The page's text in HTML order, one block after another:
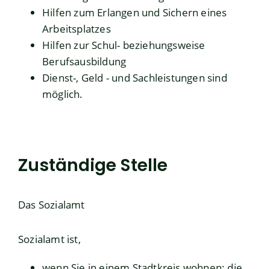
Hilfen zum Erlangen und Sichern eines
Arbeitsplatzes
Hilfen zur Schul- beziehungsweise
Berufsausbildung
Dienst-, Geld - und Sachleistungen sind
möglich.
Zuständige Stelle
Das Sozialamt
Sozialamt ist,